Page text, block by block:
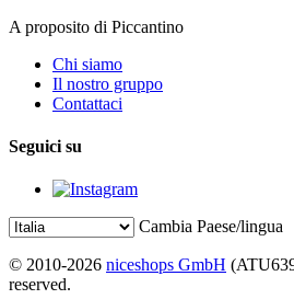
A proposito di Piccantino
Chi siamo
Il nostro gruppo
Contattaci
Seguici su
Cambia Paese/lingua
© 2010-2026 niceshops GmbH
reserved.